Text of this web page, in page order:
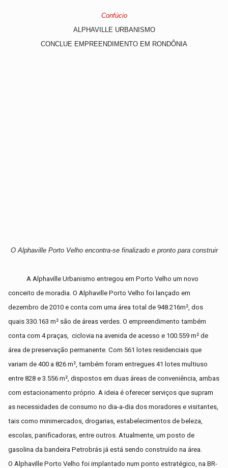
Confúcio
ALPHAVILLE URBANISMO
CONCLUE EMPREENDIMENTO EM RONDÔNIA
O Alphaville Porto Velho encontra-se finalizado e pronto para construir
A Alphaville Urbanismo entregou em Porto Velho um novo
conceito de moradia. O Alphaville Porto Velho foi lançado em
dezembro de 2010 e conta com uma área total de 948.216m², dos
quais 330.163 m² são de áreas verdes. O empreendimento também
conta com 4 praças,
ciclovia na avenida de acesso e 100.559 m² de
área de preservação permanente. Com 561 lotes residenciais que
variam de 400 a 826 m², também foram entregues 41 lotes multiuso
entre 828 e 3.556 m², dispostos em duas áreas de conveniência, ambas
com estacionamento próprio. A ideia é oferecer serviços que supram
as necessidades de consumo no dia-a-dia dos moradores e visitantes,
tais como minimercados, drogarias, estabelecimentos de beleza,
escolas, panificadoras, entre outros. Atualmente, um posto de
gasolina da bandeira Petrobrás já está sendo construído na área.
O Alphaville Porto Velho foi implantado num ponto estratégico, na BR-